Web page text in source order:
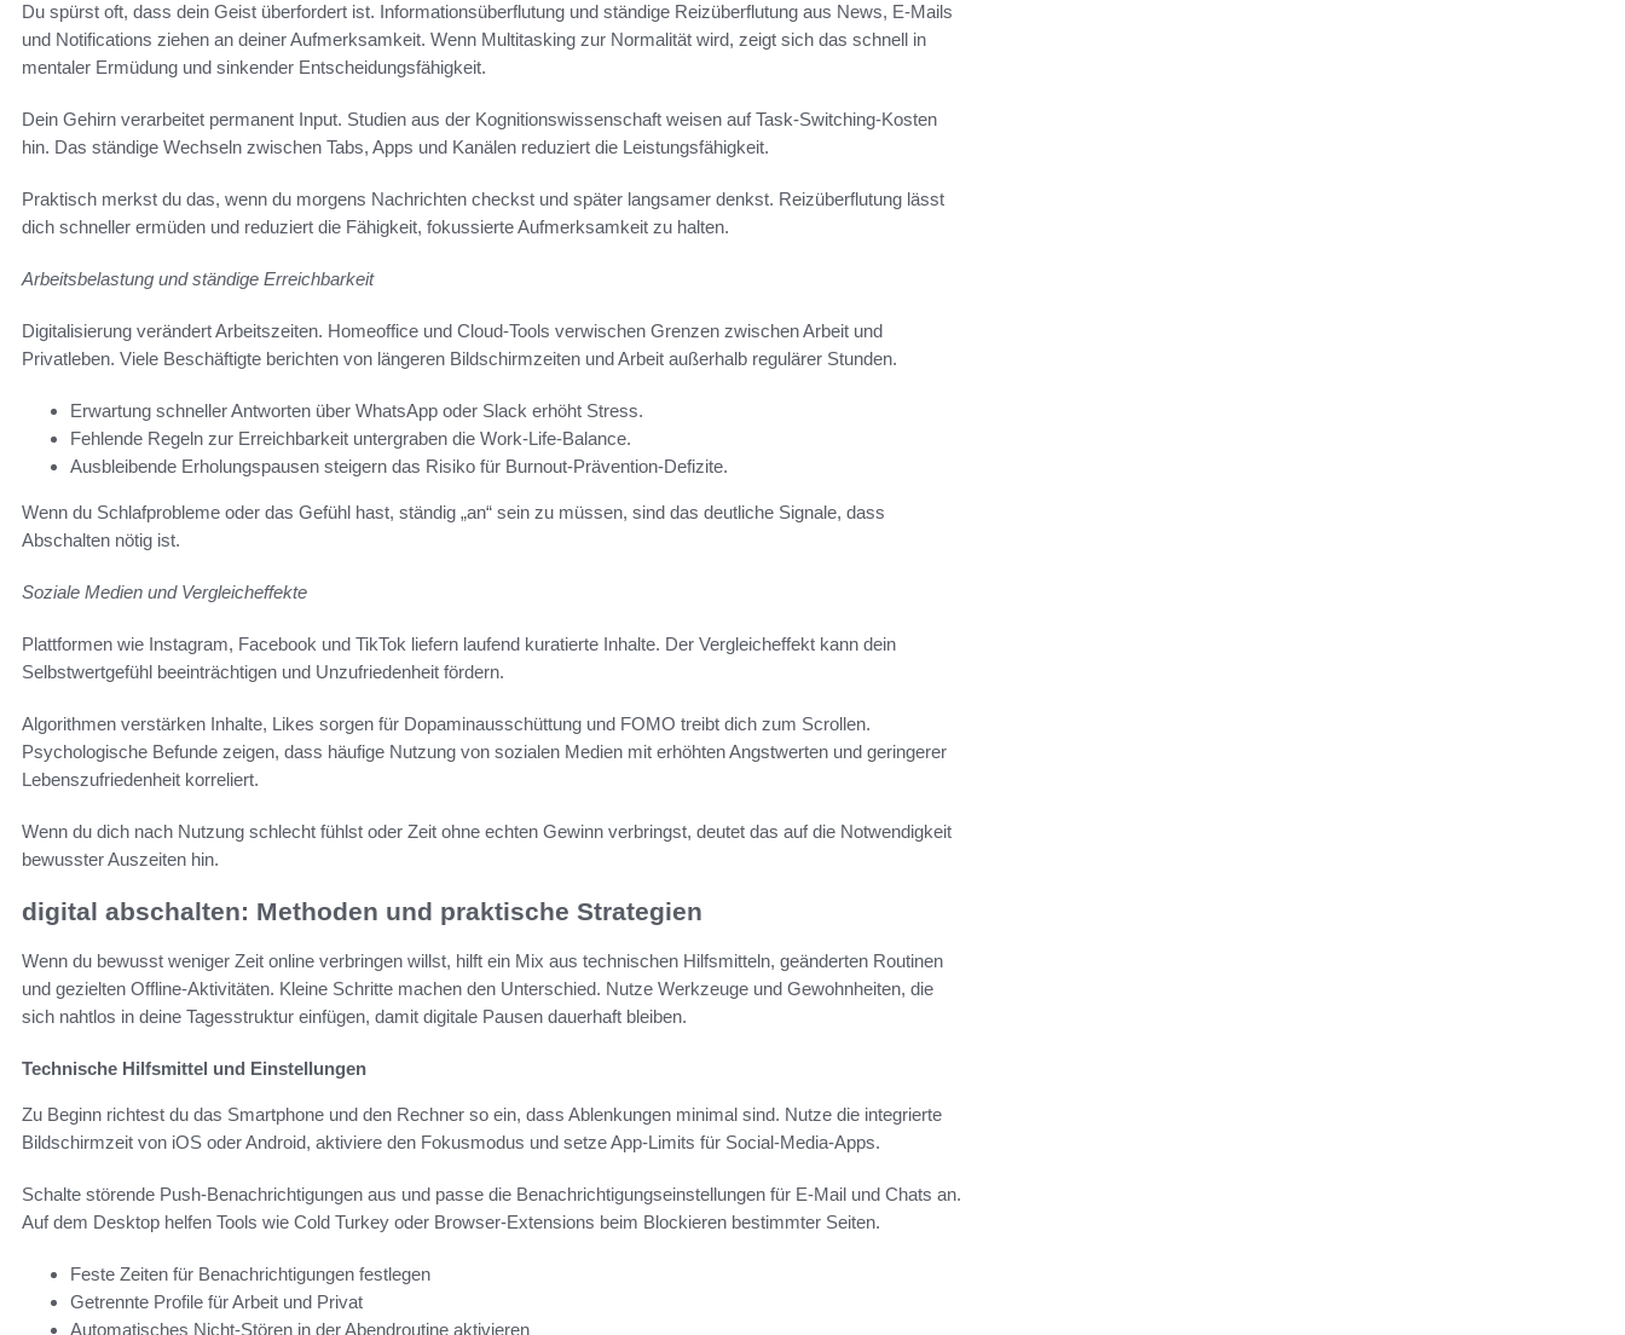
Du spürst oft, dass dein Geist überfordert ist. Informationsüberflutung und ständige Reizüberflutung aus News, E-Mails
und Notifications ziehen an deiner Aufmerksamkeit. Wenn Multitasking zur Normalität wird, zeigt sich das schnell in
mentaler Ermüdung und sinkender Entscheidungsfähigkeit.
Dein Gehirn verarbeitet permanent Input. Studien aus der Kognitionswissenschaft weisen auf Task-Switching-Kosten
hin. Das ständige Wechseln zwischen Tabs, Apps und Kanälen reduziert die Leistungsfähigkeit.
Praktisch merkst du das, wenn du morgens Nachrichten checkst und später langsamer denkst. Reizüberflutung lässt
dich schneller ermüden und reduziert die Fähigkeit, fokussierte Aufmerksamkeit zu halten.
Arbeitsbelastung und ständige Erreichbarkeit
Digitalisierung verändert Arbeitszeiten. Homeoffice und Cloud-Tools verwischen Grenzen zwischen Arbeit und
Privatleben. Viele Beschäftigte berichten von längeren Bildschirmzeiten und Arbeit außerhalb regulärer Stunden.
Erwartung schneller Antworten über WhatsApp oder Slack erhöht Stress.
Fehlende Regeln zur Erreichbarkeit untergraben die Work-Life-Balance.
Ausbleibende Erholungspausen steigern das Risiko für Burnout-Prävention-Defizite.
Wenn du Schlafprobleme oder das Gefühl hast, ständig „an“ sein zu müssen, sind das deutliche Signale, dass
Abschalten nötig ist.
Soziale Medien und Vergleicheffekte
Plattformen wie Instagram, Facebook und TikTok liefern laufend kuratierte Inhalte. Der Vergleicheffekt kann dein
Selbstwertgefühl beeinträchtigen und Unzufriedenheit fördern.
Algorithmen verstärken Inhalte, Likes sorgen für Dopaminausschüttung und FOMO treibt dich zum Scrollen.
Psychologische Befunde zeigen, dass häufige Nutzung von sozialen Medien mit erhöhten Angstwerten und geringerer
Lebenszufriedenheit korreliert.
Wenn du dich nach Nutzung schlecht fühlst oder Zeit ohne echten Gewinn verbringst, deutet das auf die Notwendigkeit
bewusster Auszeiten hin.
digital abschalten: Methoden und praktische Strategien
Wenn du bewusst weniger Zeit online verbringen willst, hilft ein Mix aus technischen Hilfsmitteln, geänderten Routinen
und gezielten Offline-Aktivitäten. Kleine Schritte machen den Unterschied. Nutze Werkzeuge und Gewohnheiten, die
sich nahtlos in deine Tagesstruktur einfügen, damit digitale Pausen dauerhaft bleiben.
Technische Hilfsmittel und Einstellungen
Zu Beginn richtest du das Smartphone und den Rechner so ein, dass Ablenkungen minimal sind. Nutze die integrierte
Bildschirmzeit von iOS oder Android, aktiviere den Fokusmodus und setze App-Limits für Social‑Media‑Apps.
Schalte störende Push‑Benachrichtigungen aus und passe die Benachrichtigungseinstellungen für E‑Mail und Chats an.
Auf dem Desktop helfen Tools wie Cold Turkey oder Browser‑Extensions beim Blockieren bestimmter Seiten.
Feste Zeiten für Benachrichtigungen festlegen
Getrennte Profile für Arbeit und Privat
Automatisches Nicht‑Stören in der Abendroutine aktivieren